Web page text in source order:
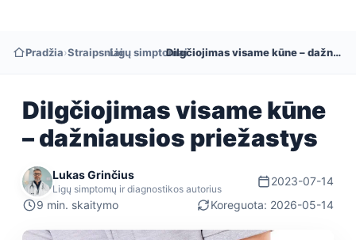
Pradžia›Straipsniai
›Ligų simptomai
› Dilgčiojimas visame kūne – dažniausios priežastys
Dilgčiojimas visame kūne
– dažniausios priežastys
Lukas Grinčius
Ligų simptomų ir diagnostikos autorius
2023-07-14
9 min. skaitymo
Koreguota: 2026-05-14